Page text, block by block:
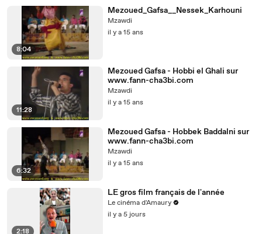
8:04
Mezoued_Gafsa__Nessek_Karhouni
Mzawdi
il y a 15 ans
11:28
Mezoued Gafsa - Hobbi el Ghali sur
www.fann-cha3bi.com
Mzawdi
il y a 15 ans
6:32
Mezoued Gafsa - Hobbek Baddalni sur
www.fann-cha3bi.com
Mzawdi
il y a 15 ans
2:18
LE gros film français de l'année
Le cinéma d'Amaury
il y a 5 jours